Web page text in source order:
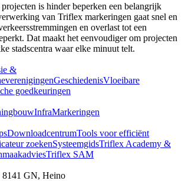
is hinder beperken een belangrijk
van Triflex markeringen gaat snel en
en overlast tot een
Dat maakt het eenvoudiger om projecten
stadscentra waar elke minuut telt.
&
GeschiedenisVloeibare
goedkeuringen
InfraMarkeringen
DownloadcentrumTools voor efficiënt
zoekenSysteemgidsTriflex Academy &
Triflex SAM
8141 GN, Heino